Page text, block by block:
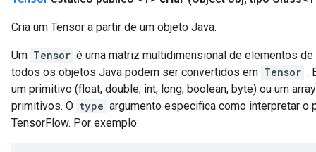
Cria um Tensor a partir de um objeto Java.
Um Tensor é uma matriz multidimensional de elementos
todos os objetos Java podem ser convertidos em Tensor .
um primitivo (float, double, int, long, boolean, byte) ou um
primitivos. O type argumento especifica como interpretar o
TensorFlow. Por exemplo: